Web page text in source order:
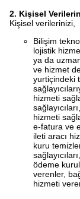
2. Kişisel
Kişisel verilerinizi,
Bilişim
lojistik
ya da
ve hizmet
yurtiçindeki
hizmeti
hizmeti
e-fatura ve
ileti aracı
kuru
ödeme
verenler,
hizmeti